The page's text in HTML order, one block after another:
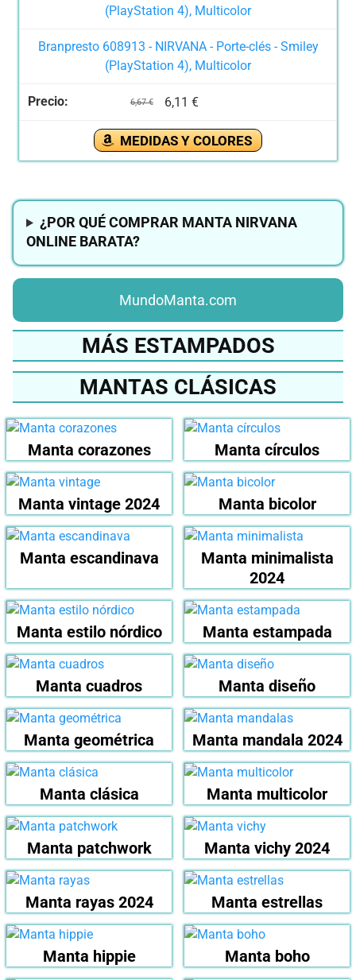
Branpresto 608913 - NIRVANA - Porte-clés - Smiley
(PlayStation 4), Multicolor
6,67 € 6,11 €
MEDIDAS Y COLORES
¿POR QUÉ COMPRAR MANTA NIRVANA
ONLINE BARATA?
MundoManta.com
MÁS ESTAMPADOS
MANTAS CLÁSICAS
Manta corazones Manta círculos
Manta vintage 2024 Manta bicolor
Manta escandinava
Manta minimalista
2024
Manta estilo nórdico Manta estampada
Manta cuadros Manta diseño
Manta geométrica Manta mandala 2024
Manta clásica Manta multicolor
Manta patchwork Manta vichy 2024
Manta rayas 2024 Manta estrellas
Manta hippie Manta boho